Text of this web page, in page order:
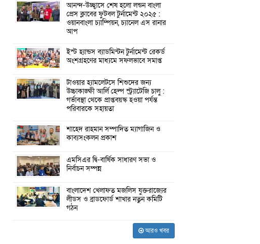
আনন্দ-উচ্ছ্বাসে শেষ হলো লন্ডন বাংলা
প্রেস ক্লাবের ফুটবল টুর্নামেন্ট ২০২৫ :
ওয়ানবাংলা চ্যাম্পিয়ন, চ্যানেল এস রানার
আপ
ইস্ট হ্যান্ডস ব্যাডমিন্টন টুর্নামেন্ট রেকর্ড
অংশগ্রহণের মাধ্যমে সফলভাবে সমাপ্ত
টাওয়ার হ্যামলেটসে শিশুদের জন্য
উচ্চাকাঙ্ক্ষী আর্লি হেল্প স্ট্র্যাটেজি চালু :
গর্ভাবস্থা থেকে প্রাপ্তবয়স্ক হওয়া পর্যন্ত
পরিবারকে সহায়তা
শাহেদ রাহমান সম্পাদিত ম্যাগাজিন ও
কাব্যসংকলন প্রকাশ
এমসিএর দ্বি-বার্ষিক সাধারণ সভা ও
নির্বাচন সম্পন্ন
বাংলাদেশ খেলাফত মজলিস যুক্তরাজ্যের
লীডস ও ব্রাডফোর্ড শাখার নতুন কমিটি
গঠন
আরও খবর